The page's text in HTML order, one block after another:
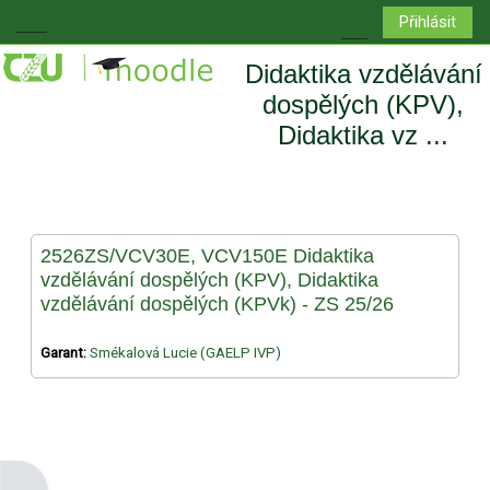
Boční panel
Přepnout
Přihlásit
Didaktika vzdělávání
dospělých (KPV),
Didaktika vz ...
2526ZS/VCV30E, VCV150E Didaktika
vzdělávání dospělých (KPV), Didaktika
vzdělávání dospělých (KPVk) - ZS 25/26
Garant: Smékalová Lucie (GAELP IVP)